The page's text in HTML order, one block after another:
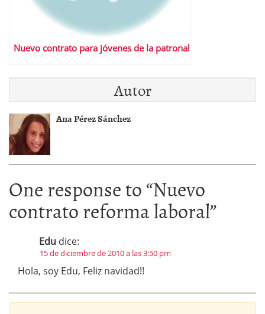
Nuevo contrato para jóvenes de la patronal
Autor
Ana Pérez Sánchez
One response to “Nuevo
contrato reforma laboral”
Edu dice:
15 de diciembre de 2010 a las 3:50 pm
Hola, soy Edu, Feliz navidad!!